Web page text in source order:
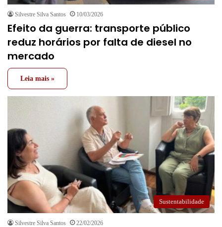
Silvestre Silva Santos 10/03/2026
Efeito da guerra: transporte público
reduz horários por falta de diesel no
mercado
Leia mais »
Sustentabilidade
Silvestre Silva Santos 22/02/2026